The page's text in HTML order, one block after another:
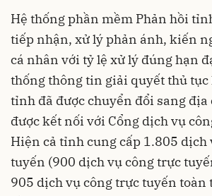
Hệ thống phần mềm Phản hồi
tiếp nhận, xử lý phản ánh, kiến
cá nhân với tỷ lệ xử lý đúng hạn
thống thông tin giải quyết thủ
tỉnh đã được chuyển đổi sang địa
được kết nối với Cổng dịch vụ
Hiện cả tỉnh cung cấp 1.805 dịch
tuyến (900 dịch vụ công trực
905 dịch vụ công trực tuyến